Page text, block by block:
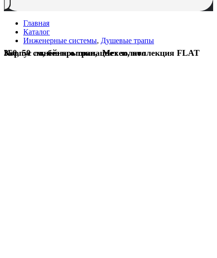
Главная
Каталог
Инженерные системы, Душевые трапы
Корпус линейного трапа Mexen, коллекция FLAT 360, 50 см, без крышки, цвет золото